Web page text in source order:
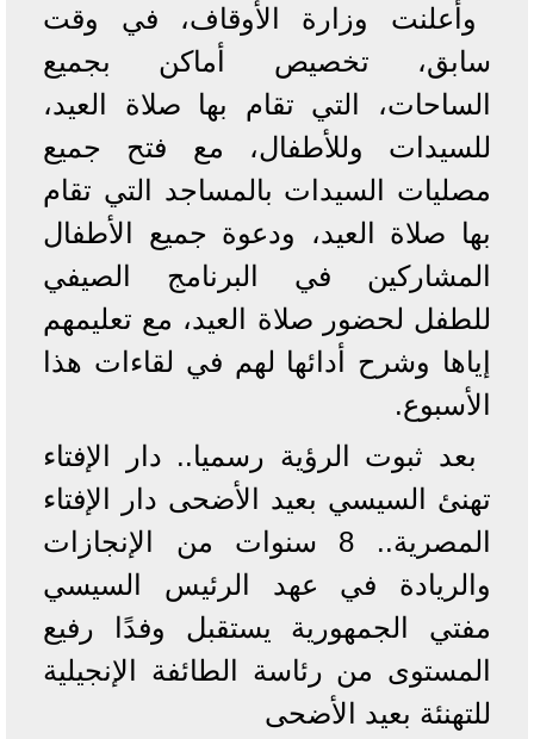
وأعلنت وزارة الأوقاف، في وقت
سابق، تخصيص أماكن بجميع
الساحات، التي تقام بها صلاة العيد،
للسيدات وللأطفال، مع فتح جميع
مصليات السيدات بالمساجد التي تقام
بها صلاة العيد، ودعوة جميع الأطفال
المشاركين في البرنامج الصيفي
للطفل لحضور صلاة العيد، مع تعليمهم
إياها وشرح أدائها لهم في لقاءات هذا
الأسبوع.
بعد ثبوت الرؤية رسميا.. دار الإفتاء
تهنئ السيسي بعيد الأضحى دار الإفتاء
المصرية.. 8 سنوات من الإنجازات
والريادة في عهد الرئيس السيسي
مفتي الجمهورية يستقبل وفدًا رفيع
المستوى من رئاسة الطائفة الإنجيلية
للتهنئة بعيد الأضحى